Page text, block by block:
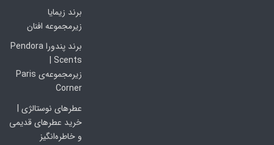
برند زیمایا
زیرمجموعه افنان
برند پندورا Pendora
Scents |
زیرمجموعه‌ی Paris
Corner
عطرهای نوستالژی |
خرید عطرهای قدیمی
و خاطره‌انگیز